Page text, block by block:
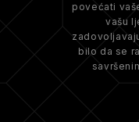
povećati
vašu
bilo da se